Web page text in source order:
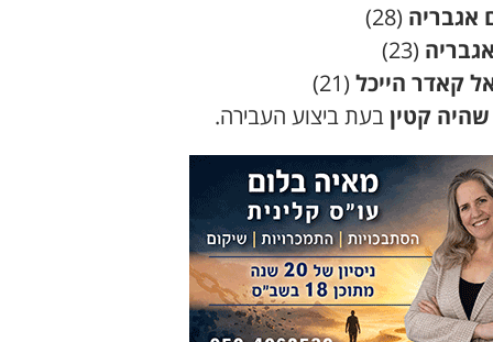
אגבריה (28)
(23)
קאדר הייכל (21)
קטיןבעת ביצוע העבירה.